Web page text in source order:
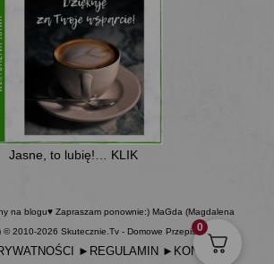
Jasne, to lubię!… KLIK
na blogu♥ Zapraszam ponownie:) MaGda (Magdalena
© 2010-2026 Skutecznie.Tv - Domowe Przepisy
► REGULAMIN ► KONTAKT
0